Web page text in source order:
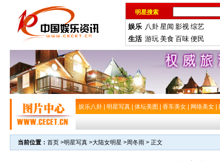
明星搜索
娱乐 八卦星闻 影视综艺
生活 游玩 美食 百味便民
娱乐八卦 明星写真 体坛美图 香车美女 网络美女
当前位置： 首页 >明星写真 >大陆女明星 >周冬雨 > 正文